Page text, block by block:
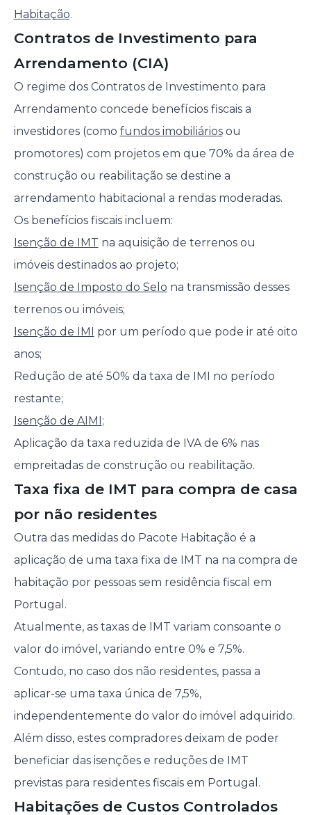
Habitação.
Contratos de Investimento para
Arrendamento (CIA)
O regime dos Contratos de Investimento para
Arrendamento concede benefícios fiscais a
investidores (como fundos imobiliáriosou
promotores) com projetos em que 70% da área de
construção ou reabilitação se destine a
arrendamento habitacional a rendas moderadas.
Os benefícios fiscais incluem:
Isenção de IMT na aquisição de terrenos ou
imóveis destinados ao projeto;
Isenção de Imposto do Selo na transmissão desses
terrenos ou imóveis;
Isenção de IMI
por um período que pode ir até oito
anos;
Redução de até 50% da taxa de IMI no período
restante;
Isenção de AIMI ;
Aplicação da taxa reduzida de IVA de 6% nas
empreitadas de construção ou reabilitação.
Taxa fixa de IMT para compra de casa
por não residentes
Outra das medidas do Pacote Habitação é a
aplicação de uma taxa fixa de IMT na na compra de
habitação por pessoas sem residência fiscal em
Portugal.
Atualmente, as taxas de IMT variam consoante o
valor do imóvel, variando entre 0% e 7,5%.
Contudo, no caso dos não residentes, passa a
aplicar-se uma taxa única de 7,5%,
independentemente do valor do imóvel adquirido.
Além disso, estes compradores deixam de poder
beneficiar das isenções e reduções de IMT
previstas para residentes fiscais em Portugal.
Habitações de Custos Controlados